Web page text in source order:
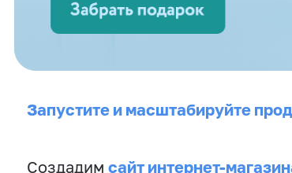
Запустите и масштабируйте
Создадим сайт интернет-